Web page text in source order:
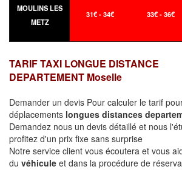
MOULINS LES
METZ
31€ - 34€ 33€ - 36€
TARIF TAXI LONGUE DISTANCE
DEPARTEMENT Moselle
Demander un devis Pour calculer le tarif
déplacements longues distances
Demandez nous un devis détaillé et nous
profitez d'un prix fixe sans surprise
Notre service client vous écoutera et vous
du véhicule et dans la procédure de